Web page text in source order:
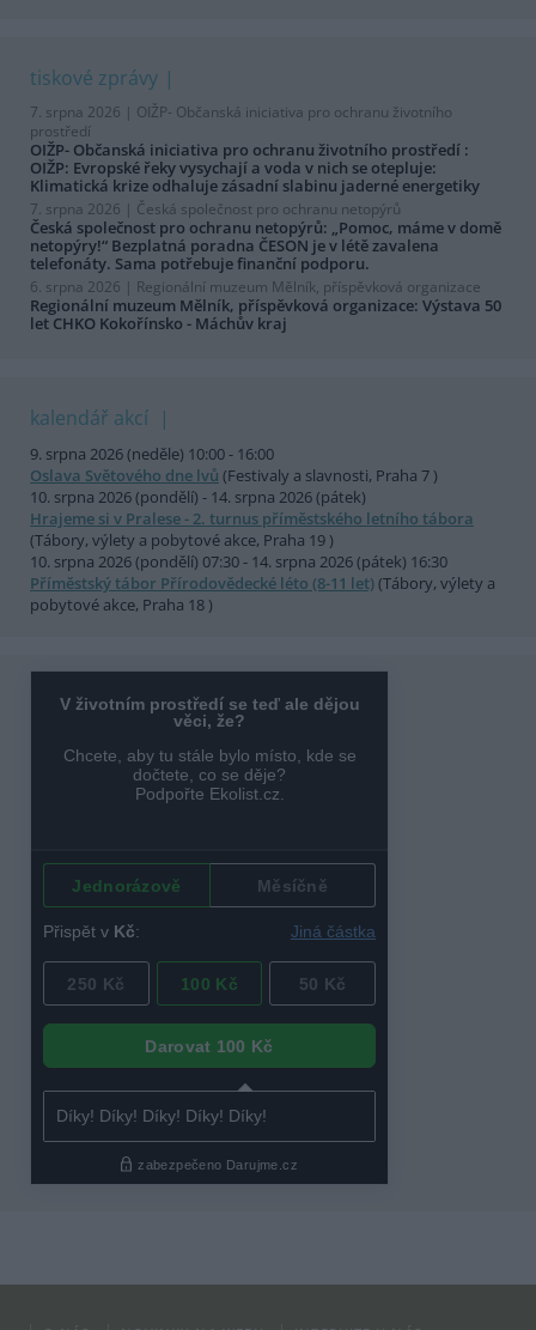
tiskové zprávy
7. srpna 2026 | OIŽP- Občanská iniciativa pro ochranu životního
prostředí
OIŽP- Občanská iniciativa pro ochranu životního prostředí :
OIŽP: Evropské řeky vysychají a voda v nich se otepluje:
Klimatická krize odhaluje zásadní slabinu jaderné energetiky
7. srpna 2026 | Česká společnost pro ochranu netopýrů
Česká společnost pro ochranu netopýrů: „Pomoc, máme v domě
netopýry!“ Bezplatná poradna ČESON je v létě zavalena
telefonáty. Sama potřebuje finanční podporu.
6. srpna 2026 | Regionální muzeum Mělník, příspěvková organizace
Regionální muzeum Mělník, příspěvková organizace: Výstava 50
let CHKO Kokořínsko - Máchův kraj
kalendář akcí
9. srpna 2026 (neděle) 10:00 - 16:00
Oslava Světového dne lvů (Festivaly a slavnosti, Praha 7 )
10. srpna 2026 (pondělí) - 14. srpna 2026 (pátek)
Hrajeme si v Pralese - 2. turnus příměstského letního tábora
(Tábory, výlety a pobytové akce, Praha 19 )
10. srpna 2026 (pondělí) 07:30 - 14. srpna 2026 (pátek) 16:30
Příměstský tábor Přírodovědecké léto (8-11 let)(Tábory, výlety a
pobytové akce, Praha 18 )